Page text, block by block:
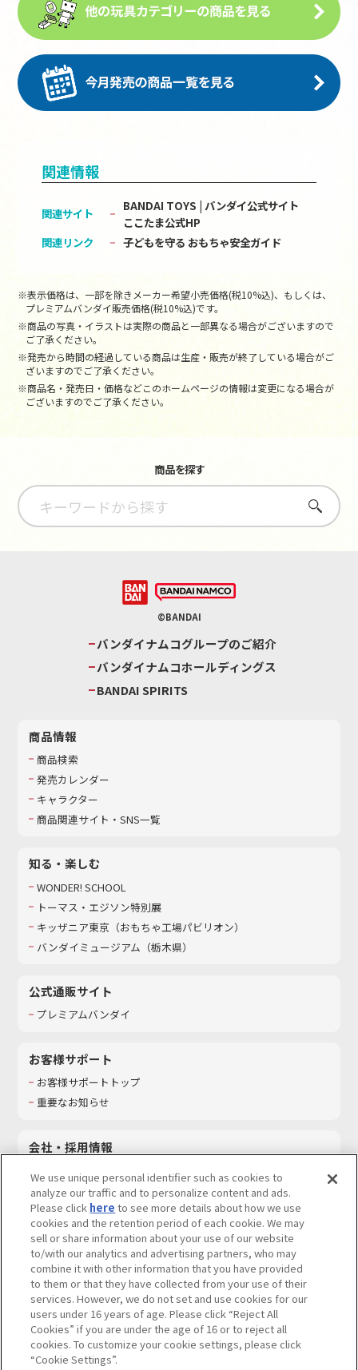
関連情報
関連サイト
BANDAI TOYS | バンダイ公式サイト
ここたま公式HP
関連リンク
子どもを守る おもちゃ安全ガイド
※表示価格は、一部を除きメーカー希望小売価格(税10%込)、もしくは、
プレミアムバンダイ販売価格(税10%込)です。
※商品の写真・イラストは実際の商品と一部異なる場合がございますので
ご了承ください。
※発売から時間の経過している商品は生産・販売が終了している場合がご
ざいますのでご了承ください。
※商品名・発売日・価格などこのホームページの情報は変更になる場合が
ございますのでご了承ください。
商品を探す
さがす
©BANDAI
バンダイナムコグループのご紹介
バンダイナムコホールディングス
BANDAI SPIRITS
商品情報
商品検索
発売カレンダー
キャラクター
商品関連サイト・SNS一覧
知る・楽しむ
WONDER! SCHOOL
トーマス・エジソン特別展
キッザニア東京（おもちゃ工場パビリオン）​
バンダイミュージアム（栃木県）
公式通販サイト
プレミアムバンダイ
お客様サポート
お客様サポートトップ
重要なお知らせ
会社・採用情報
採用情報
サステナビリティ
お問い合わせ
ウェブサイトご利用条件 ソーシャルメディアポリシー
個人情報及び特定個人情報等の取り扱いに関する保護方針
Do Not Sell or Share My Personal Information著作権・商標について
We use unique personal identifier such as cookies to
analyze our traffic and to personalize content and ads.
Please click here to see more details about how we use
cookies and the retention period of each cookie. We may
sell or share information about your use of our website
to/with our analytics and advertising partners, who may
combine it with other information that you have provided
to them or that they have collected from your use of their
services. However, we do not set and use cookies for our
users under 16 years of age. Please click “Reject All
Cookies” if you are under the age of 16 or to reject all
cookies. To customize your cookie settings, please click
“Cookie Settings”.